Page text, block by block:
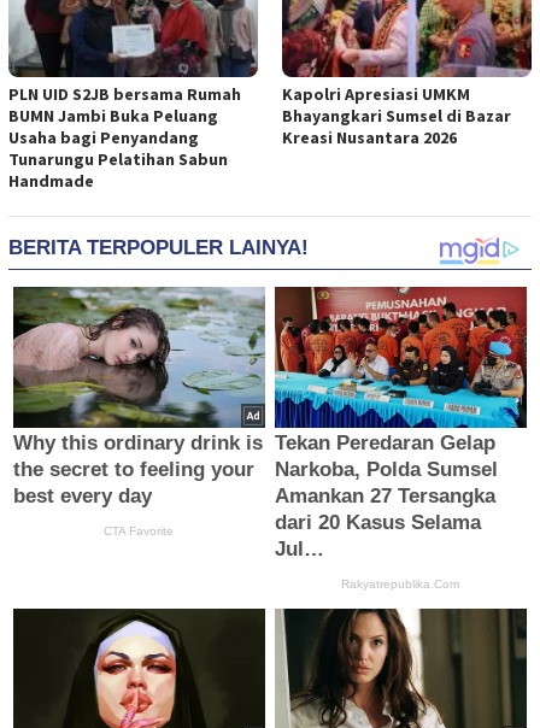
PLN UID S2JB bersama Rumah
BUMN Jambi Buka Peluang
Usaha bagi Penyandang
Tunarungu Pelatihan Sabun
Handmade
Kapolri Apresiasi UMKM
Bhayangkari Sumsel di Bazar
Kreasi Nusantara 2026